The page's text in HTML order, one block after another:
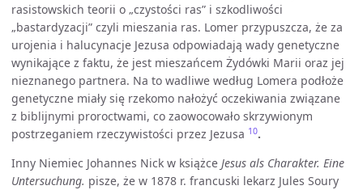
rasistowskich teorii o „czystości ras” i szkodliwości
„bastardyzacji” czyli mieszania ras. Lomer przypuszcza, że za
urojenia i halucynacje Jezusa odpowiadają wady genetyczne
wynikające z faktu, że jest mieszańcem Żydówki Marii oraz jej
nieznanego partnera. Na to wadliwe według Lomera podłoże
genetyczne miały się rzekomo nałożyć oczekiwania związane
z biblijnymi proroctwami, co zaowocowało skrzywionym
postrzeganiem rzeczywistości przez Jezusa 10.
Inny Niemiec Johannes Nick w książce Jesus als Charakter. Eine
Untersuchung. pisze, że w 1878 r. francuski lekarz Jules Soury